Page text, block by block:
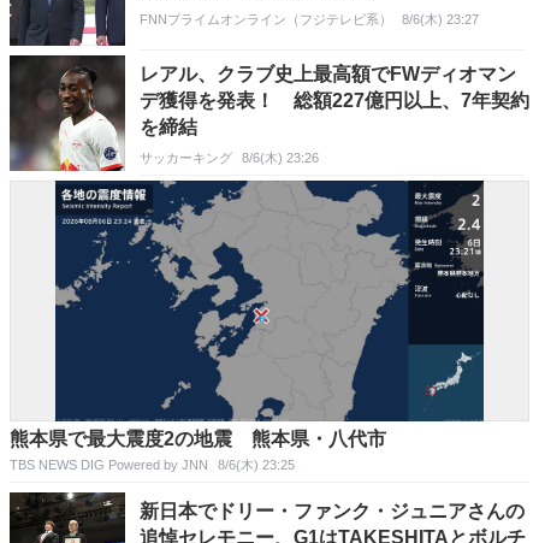
FNNプライムオンライン（フジテレビ系） 8/6(木) 23:27
レアル、クラブ史上最高額でFWディオマン
デ獲得を発表！ 総額227億円以上、7年契約
を締結
サッカーキング 8/6(木) 23:26
熊本県で最大震度2の地震 熊本県・八代市
TBS NEWS DIG Powered by JNN 8/6(木) 23:25
新日本でドリー・ファンク・ジュニアさんの
追悼セレモニー、G1はTAKESHITAとボルチ